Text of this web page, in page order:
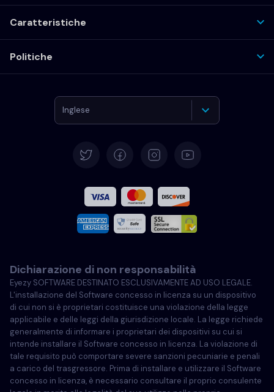
Caratteristiche
Politiche
Inglese
Francese
Italiano
Portoghese
Türkçe
Polski
Dichiarazione di non responsabilità
Eyezy SOFTWARE DESTINATO ESCLUSIVAMENTE AD USO LEGALE.
L'installazione del Software concesso in licenza su un dispositivo
di cui non si è proprietari costituisce una violazione della legge
applicabile e delle leggi della giurisdizione locale. La legge richiede
generalmente di informare i proprietari dei dispositivi su cui si
intende installare il Software concesso in licenza. La violazione di
tale requisito può comportare severe sanzioni pecuniarie e penali
a carico del trasgressore. Prima di installare e utilizzare il Software
concesso in licenza, è necessario consultare il proprio consulente